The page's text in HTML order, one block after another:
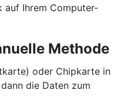
auf Ihrem Computer-
Methode
oder Chipkarte in
die Daten zum